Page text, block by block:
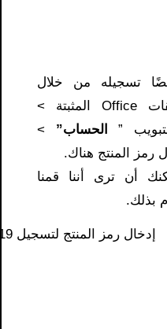
تسجيله من خلال
تشغيل أي من تطبيقات Office المثبتة >
”
الحساب” >
رمز المنتج هناك.
أن ترى أننا قمنا